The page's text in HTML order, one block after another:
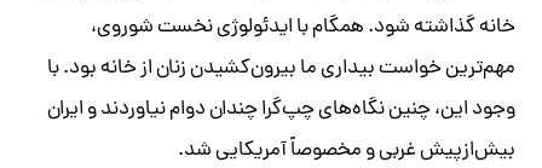
خانه گذاشته شود. همگام با ایدئولوژی نخست شوروی،
مهم‌ترین خواست بیداری ما بیرون‌کشیدن زنان از خانه بود. با
وجود این، چنین نگاه‌های چپ‌گرا چندان دوام نیاوردند و ایران
بیش‌ازپیش غربی و مخصوصاً آمریکایی شد.